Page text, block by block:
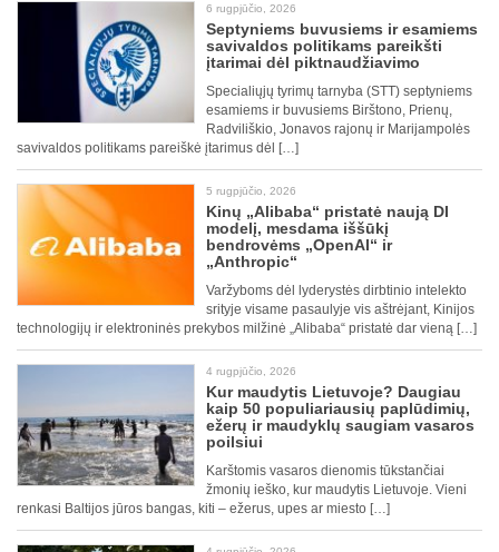
6 rugpjūčio, 2026
Septyniems buvusiems ir esamiems
savivaldos politikams pareikšti
įtarimai dėl piktnaudžiavimo
Specialiųjų tyrimų tarnyba (STT) septyniems
esamiems ir buvusiems Birštono, Prienų,
Radviliškio, Jonavos rajonų ir Marijampolės
savivaldos politikams pareiškė įtarimus dėl […]
5 rugpjūčio, 2026
Kinų „Alibaba“ pristatė naują DI
modelį, mesdama iššūkį
bendrovėms „OpenAI“ ir
„Anthropic“
Varžyboms dėl lyderystės dirbtinio intelekto
srityje visame pasaulyje vis aštrėjant, Kinijos
technologijų ir elektroninės prekybos milžinė „Alibaba“ pristatė dar vieną […]
4 rugpjūčio, 2026
Kur maudytis Lietuvoje? Daugiau
kaip 50 populiariausių paplūdimių,
ežerų ir maudyklų saugiam vasaros
poilsiui
Karštomis vasaros dienomis tūkstančiai
žmonių ieško, kur maudytis Lietuvoje. Vieni
renkasi Baltijos jūros bangas, kiti – ežerus, upes ar miesto […]